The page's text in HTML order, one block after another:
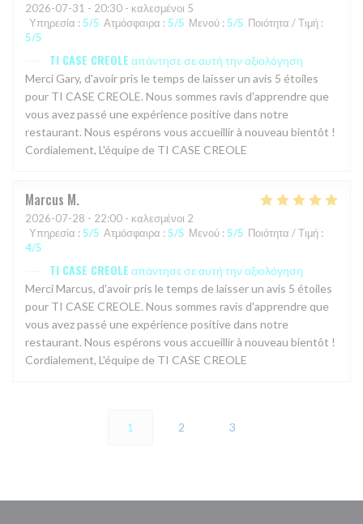
2026-07-31 - 20:30 - καλεσμένοι 5
Υπηρεσία : 5/5 Ατμόσφαιρα : 5/5 Μενού : 5/5 Ποιότητα / Τιμή :
5/5
TI CASE CREOLEαπάντησε σε αυτή την αξιολόγηση
Merci Gary, d'avoir pris le temps de laisser un avis 5 étoiles
pour TI CASE CREOLE. Nous sommes ravis d'apprendre que
vous avez passé une expérience positive dans notre
restaurant. Nous espérons vous accueillir à nouveau bientôt !
Cordialement, L'équipe de TI CASE CREOLE
Marcus M
2026-07-28 - 22:00 - καλεσμένοι 2
Υπηρεσία : 5/5 Ατμόσφαιρα : 5/5 Μενού : 5/5 Ποιότητα / Τιμή :
4/5
TI CASE CREOLEαπάντησε σε αυτή την αξιολόγηση
Merci Marcus, d'avoir pris le temps de laisser un avis 5 étoiles
pour TI CASE CREOLE. Nous sommes ravis d'apprendre que
vous avez passé une expérience positive dans notre
restaurant. Nous espérons vous accueillir à nouveau bientôt !
Cordialement, L'équipe de TI CASE CREOLE
1 2 3